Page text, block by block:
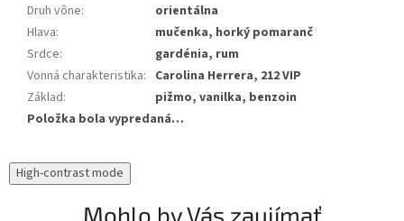
Druh vône:
orientálna
Hlava:
mučenka, horký pomaranč
Srdce:
gardénia, rum
Vonná charakteristika: Carolina Herrera, 212 VIP
Základ:
pižmo, vanilka, benzoin
Položka bola vypredaná…
High-contrast mode
Mohlo by Vás zaujímať